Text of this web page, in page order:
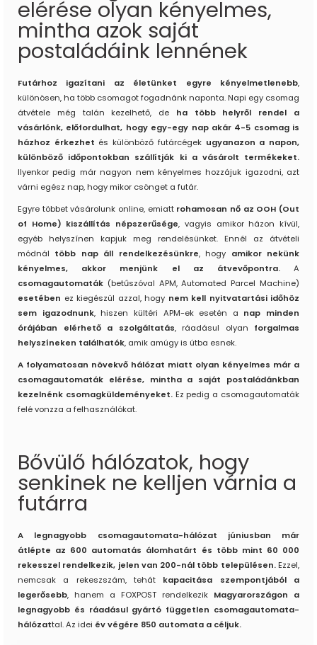
elérése olyan kényelmes,
mintha azok saját
postaládáink lennének
Futárhoz igazítani az életünket egyre kényelmetlenebb,
különösen, ha több csomagot fogadnánk naponta. Napi egy csomag
átvétele még talán kezelhető, de ha több helyről rendel a
vásárlónk, előfordulhat, hogy egy-egy nap akár 4-5 csomag is
házhoz érkezhet és különböző futárcégek ugyanazon a napon,
különböző időpontokban szállítják ki a vásárolt termékeket.
Ilyenkor pedig már nagyon nem kényelmes hozzájuk igazodni, azt
várni egész nap, hogy mikor csönget a futár.
Egyre többet vásárolunk online, emiatt rohamosan nő az OOH (Out
of Home) kiszállítás népszerűsége, vagyis amikor házon kívül,
egyéb helyszínen kapjuk meg rendelésünket. Ennél az átvételi
módnál több nap áll rendelkezésünkre, hogy amikor nekünk
kényelmes, akkor menjünk el az átvevőpontra.A
csomagautomaták (betűszóval APM, Automated Parcel Machine)
esetében ez kiegészül azzal, hogy nem kell nyitvatartási időhöz
sem igazodnunk, hiszen kültéri APM-ek esetén a nap minden
órájában elérhető a szolgáltatás, ráadásul olyan forgalmas
helyszíneken találhatók, amik amúgy is útba esnek.
A folyamatosan növekvő hálózat miatt olyan kényelmes már a
csomagautomaták elérése, mintha a saját postaládánkban
kezelnénk csomagküldeményeket.Ez pedig a csomagautomaták
felé vonzza a felhasználókat.
Bővülő hálózatok, hogy
senkinek ne kelljen várnia a
futárra
A legnagyobb csomagautomata-hálózat júniusban már
átlépte az 600 automatás álomhatárt és több mint 60 000
rekesszel rendelkezik, jelen van 200-nál több településen.Ezzel,
nemcsak a rekeszszám, tehát kapacitása szempontjából a
legerősebb, hanem a FOXPOST rendelkezik Magyarországon a
legnagyobb és ráadásul gyártó független csomagautomata-
hálózattal. Az idei év végére 850 automata a céljuk.